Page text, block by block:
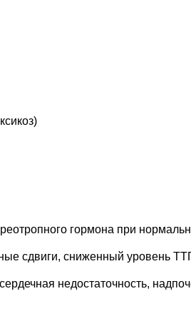
гормона при
сдвиги, сниженный уровень
недостаточность,